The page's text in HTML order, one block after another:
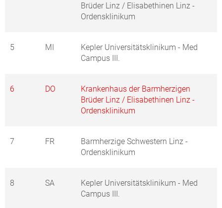
Brüder Linz / Elisabethinen Linz -
Ordensklinikum
5 MI
Kepler Universitätsklinikum - Med
Campus III.
6 DO
Krankenhaus der Barmherzigen
Brüder Linz / Elisabethinen Linz -
Ordensklinikum
7 FR
Barmherzige Schwestern Linz -
Ordensklinikum
8 SA
Kepler Universitätsklinikum - Med
Campus III.